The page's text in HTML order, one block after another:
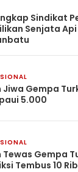
Sindikat
Senjata
Jiwa Gempa
5.000
Tewas Gempa
Tembus 10